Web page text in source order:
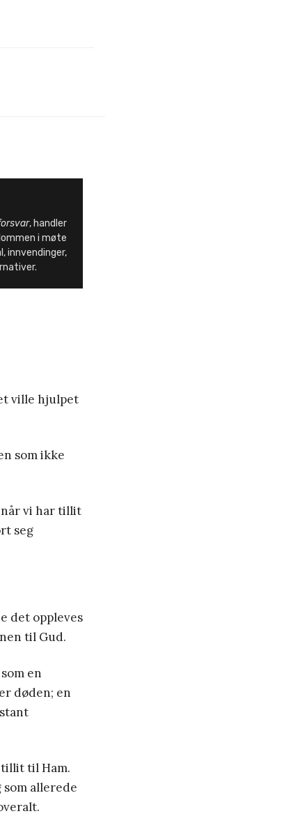
, handler
i møte
innvendinger,
ville hjulpet
som ikke
når vi har tillit
seg
det oppleves
til Gud.
en
døden; en
til Ham.
allerede